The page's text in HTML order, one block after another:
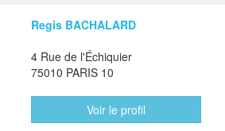
Regis BACHALARD
4 Rue de l'Échiquier
75010 PARIS 10
Voir le profil